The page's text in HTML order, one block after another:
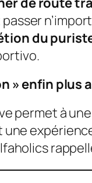
du
.
» enfin plus
permet à
une